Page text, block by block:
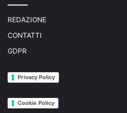
REDAZIONE
CONTATTI
GDPR
Privacy Policy
Cookie Policy